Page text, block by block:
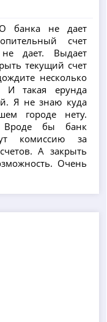
банка не дает
счет
дает. Выдает
текущий счет
несколько
И такая ерунда
Я не знаю куда
городе нету.
Вроде бы банк
комиссию за
А закрыть
Очень